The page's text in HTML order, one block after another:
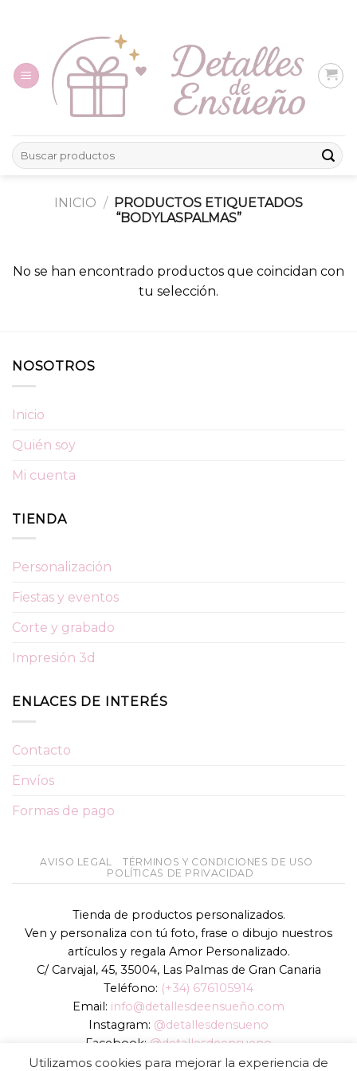
Buscar
por:
INICIO / PRODUCTOS ETIQUETADOS
“BODYLASPALMAS”
No se han encontrado productos que coincidan con
tu selección.
NOSOTROS
Inicio
Quién soy
Mi cuenta
TIENDA
Personalización
Fiestas y eventos
Corte y grabado
Impresión 3d
ENLACES DE INTERÉS
Contacto
Envíos
Formas de pago
AVISO LEGAL
TÉRMINOS Y CONDICIONES DE USO
POLÍTICAS DE PRIVACIDAD
Tienda de productos personalizados.
Ven y personaliza con tú foto, frase o dibujo nuestros
artículos y regala Amor Personalizado.
C/ Carvajal, 45, 35004, Las Palmas de Gran Canaria
Teléfono: (+34) 676105914
Email: info@detallesdeensueño.com
Instagram: @detallesdensueno
Facebook: @detallesdeensueno
TikTok: @detallesdensueno
Utilizamos cookies para mejorar la experiencia de